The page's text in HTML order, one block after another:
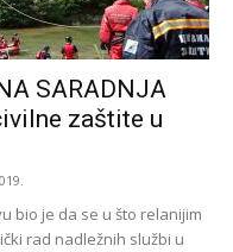
SARADNJA
zaštite u
bio je da se u što relanijim
rad nadležnih službi u